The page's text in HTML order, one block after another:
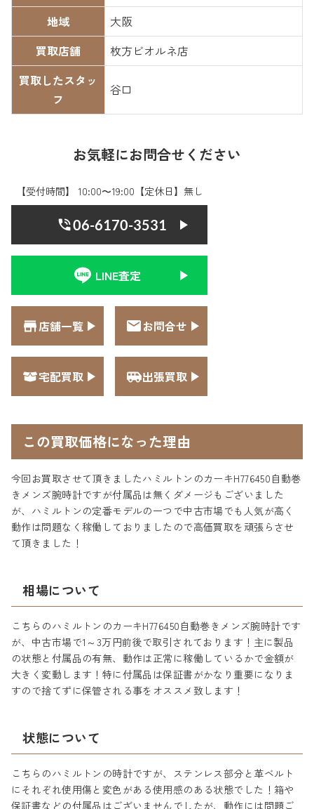
地域
大阪
買取店舗
枚方ビオルネ店
買取したスタッ
フ
谷口
お気軽にお問合せください
【受付時間】 10:00〜19:00【定休日】無し
06-6170-3531
LINE査定
店舗一覧 お問合せ
宅配買取 出張買取
この買取価格になった理由
今回お買取させて頂きましたハミルトンのカーキH776450自動巻
きメンズ腕時計ですが付属品は無くダメージもございました
が、ハミルトンの定番モデルの一つで中古市場でも人気が高く
動作は問題なく稼働しておりましたので高価買取を頑張らさせ
て頂きました！
相場について
こちらのハミルトンのカーキH776450自動巻きメンズ腕時計です
が、中古市場で1～3万円前後で取引されております！主に製品
の状態と付属品の有無、動作は正常に稼働しているかで金額が
大きく変動します！特に付属品は保証書がかなり重要になりま
すので捨てずに保管される事をオススメ致します！
状態について
こちらのハミルトンの時計ですが、ステンレス部分と革ベルト
にそれぞれ使用傷と変色がある使用感のある状態でした！箱や
保証書などの付属品はございませんでしたが、動作には問題ご